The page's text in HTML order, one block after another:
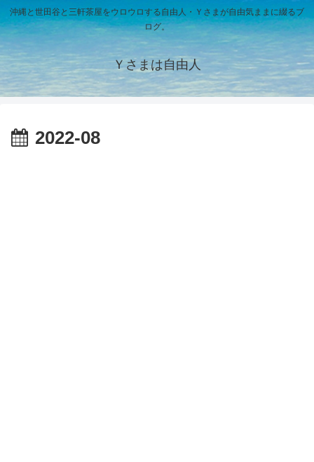
沖縄と世田谷と三軒茶屋をウロウロする自由人・Ｙさまが自由気ままに綴るブ
ログ。
Ｙさまは自由人
2022-08